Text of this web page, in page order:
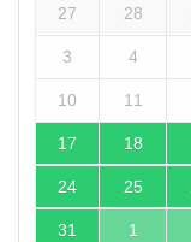
27 28
3 4
10 11
17 18
24 25
31 1